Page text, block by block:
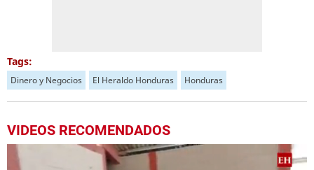
Tags:
Dinero y Negocios El Heraldo Honduras Honduras
VIDEOS RECOMENDADOS